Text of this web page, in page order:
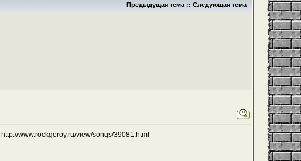
Предыдущая тема:: Следующая тема
http://www.rockgeroy.ru/view/songs/39081.html